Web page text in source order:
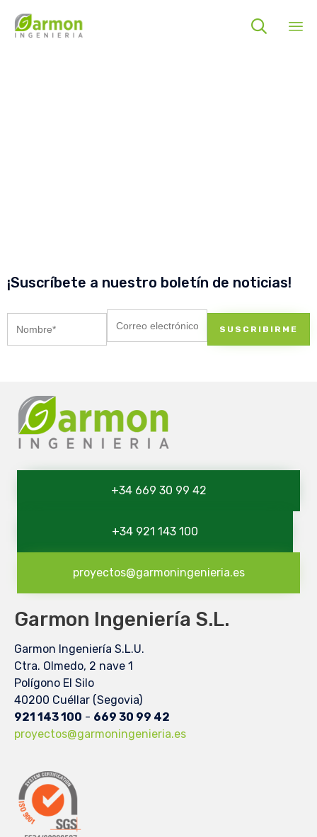

¡Suscríbete a nuestro boletín de noticias!
+34 669 30 99 42
+34 921 143 100
proyectos@garmoningenieria.es
Garmon Ingeniería S.L.
Garmon Ingeniería S.L.U.
Ctra. Olmedo, 2 nave 1
Polígono El Silo
40200 Cuéllar (Segovia)
921 143 100 - 669 30 99 42
proyectos@garmoningenieria.es